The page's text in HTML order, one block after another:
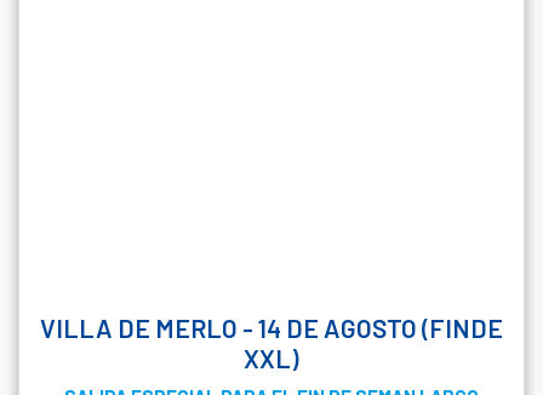
VILLA DE MERLO - 14 DE AGOSTO (FINDE
XXL)